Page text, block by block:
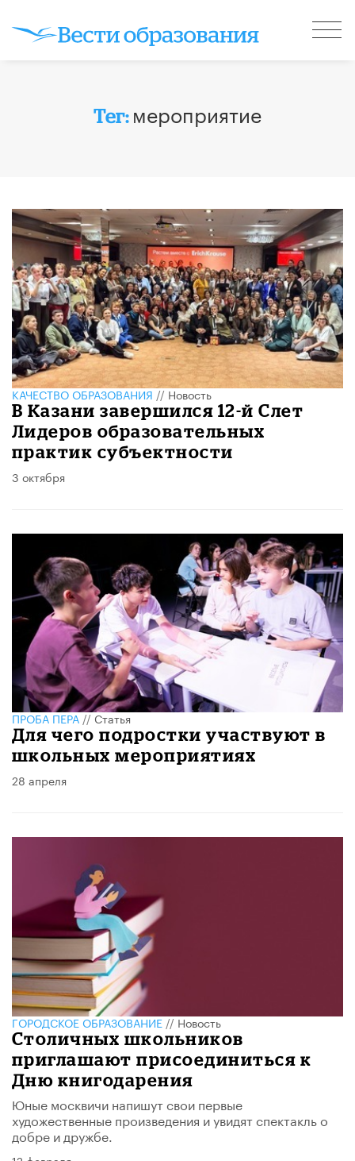
Тег: мероприятие
КАЧЕСТВО ОБРАЗОВАНИЯ//Новость
В Казани завершился 12-й Слет
Лидеров образовательных
практик субъектности
3 октября
ПРОБА ПЕРА//Статья
Для чего подростки участвуют в
школьных мероприятиях
28 апреля
ГОРОДСКОЕ ОБРАЗОВАНИЕ//Новость
Столичных школьников
приглашают присоединиться к
Дню книгодарения
Юные москвичи напишут свои первые
художественные произведения и увидят спектакль о
добре и дружбе.